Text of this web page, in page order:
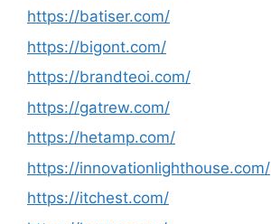
https://batiser.com/
https://bigont.com/
https://brandteoi.com/
https://gatrew.com/
https://hetamp.com/
https://innovationlighthouse.com/
https://itchest.com/